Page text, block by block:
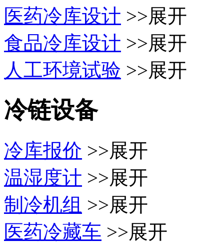
医药冷库设计 >>展开
食品冷库设计 >>展开
人工环境试验 >>展开
冷链设备
冷库报价 >>展开
温湿度计 >>展开
制冷机组 >>展开
医药冷藏车 >>展开